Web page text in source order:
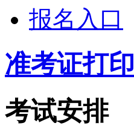
报名入口
准考证打印
考试安排